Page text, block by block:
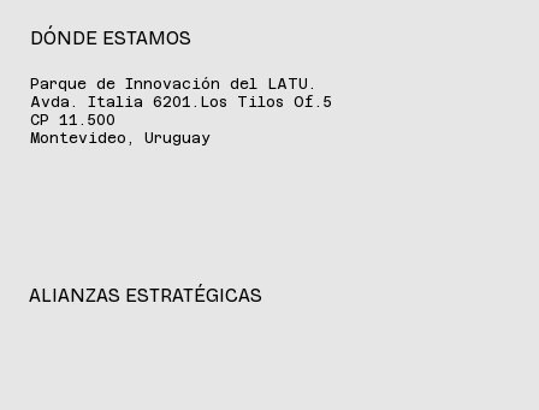
DÓNDE ESTAMOS
Parque de Innovación del LATU.
Avda. Italia 6201.Los Tilos Of.5
CP 11.500
Montevideo, Uruguay
ALIANZAS ESTRATÉGICAS